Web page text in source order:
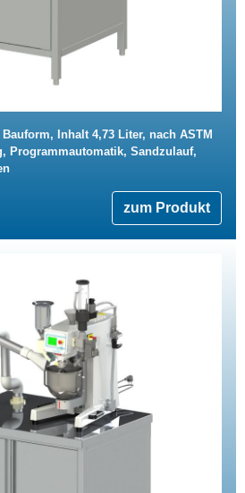
Inhalt 4,73 Liter, nach ASTM
Programmautomatik, Sandzulauf,
zum Produkt